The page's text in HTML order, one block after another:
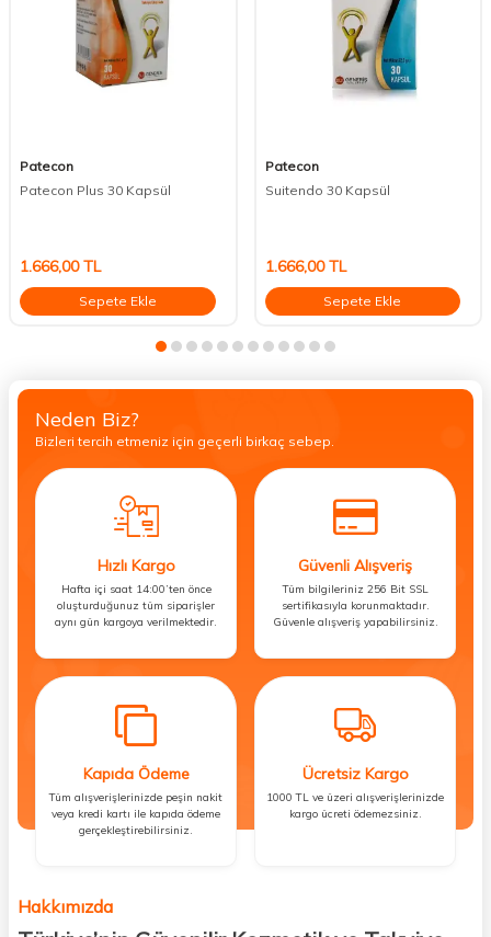
Patecon
Patecon Plus 30 Kapsül
1.666,00TL
Sepete Ekle
Patecon
Suitendo 30 Kapsül
1.666,00TL
Sepete Ekle
Neden Biz?
Bizleri tercih etmeniz için geçerli birkaç sebep.
Hızlı Kargo
Hafta içi saat 14:00’ten önce
oluşturduğunuz tüm siparişler
aynı gün kargoya verilmektedir.
Güvenli Alışveriş
Tüm bilgileriniz 256 Bit SSL
sertifikasıyla korunmaktadır.
Güvenle alışveriş yapabilirsiniz.
Kapıda Ödeme
Tüm alışverişlerinizde peşin nakit
veya kredi kartı ile kapıda ödeme
gerçekleştirebilirsiniz.
Ücretsiz Kargo
1000 TL ve üzeri alışverişlerinizde
kargo ücreti ödemezsiniz.
Hakkımızda